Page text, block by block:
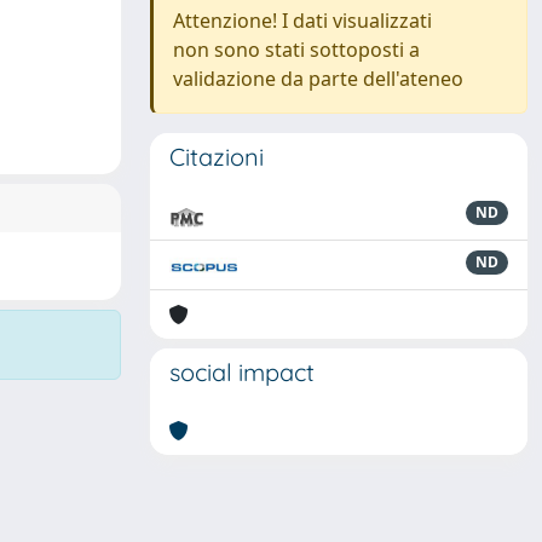
Attenzione! I dati visualizzati
non sono stati sottoposti a
validazione da parte dell'ateneo
Citazioni
ND
ND
social impact